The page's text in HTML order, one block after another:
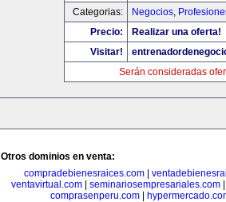
Categorias:
Negocios,
Precio:
Realizar una oferta!
Visitar!
Serán consideradas
Otros dominios en venta:
compradebienesraices.com
ventavirtual.com
seminariosempresariales.com
comprasenperu.com|